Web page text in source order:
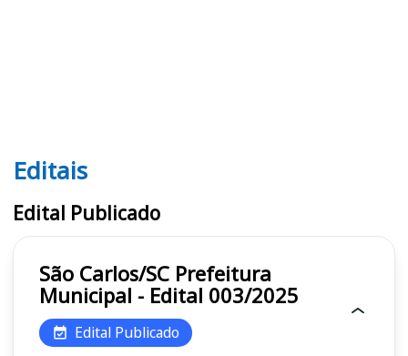
Editais
Editais
Edital Publicado
São Carlos/SC Prefeitura
Municipal - Edital 003/2025
Edital Publicado